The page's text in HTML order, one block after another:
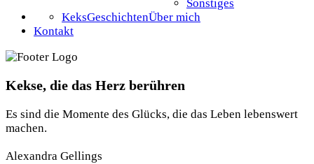
Sonstiges
Über mich
KeksGeschichten
Kontakt
Kekse, die das Herz berühren
Es sind die Momente des Glücks, die das Leben lebenswert
machen.
Alexandra Gellings